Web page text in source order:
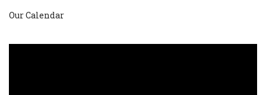
Our Calendar